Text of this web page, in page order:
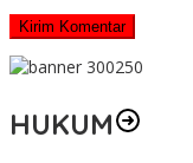
HUKUM